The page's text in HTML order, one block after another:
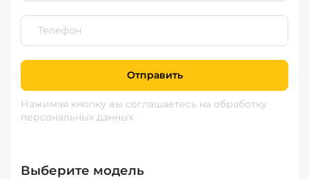
Отправить
Нажимая кнопку вы соглашаетесь на обработку
персональных данных
Выберите модель